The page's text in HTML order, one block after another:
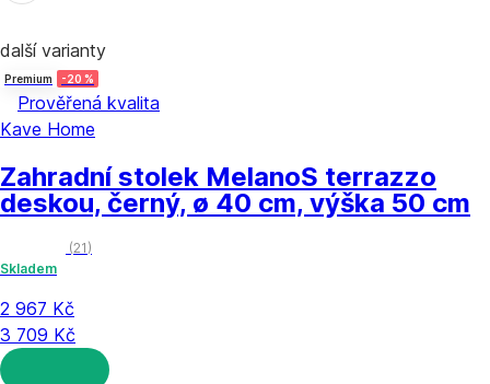
další varianty
Premium -20 %
Prověřená kvalita
Kave Home
Zahradní stolek MelanoS terrazzo
deskou, černý, ø 40 cm, výška 50 cm
(21 )
Skladem
2 967 Kč
3 709 Kč